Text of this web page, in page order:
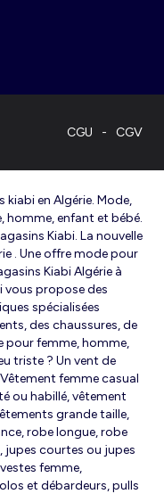
CGU CGV
en Algérie. Mode,
homme, enfant et bébé.
Kiabi. La nouvelle
. Une offre mode pour
Kiabi Algérie à
vous propose des
spécialisées
des chaussures, de
pour femme, homme,
triste ? Un vent de
femme casual
ou habillé, vêtement
grande taille,
robe longue, robe
jupes courtes ou jupes
femme,
et débardeurs, pulls